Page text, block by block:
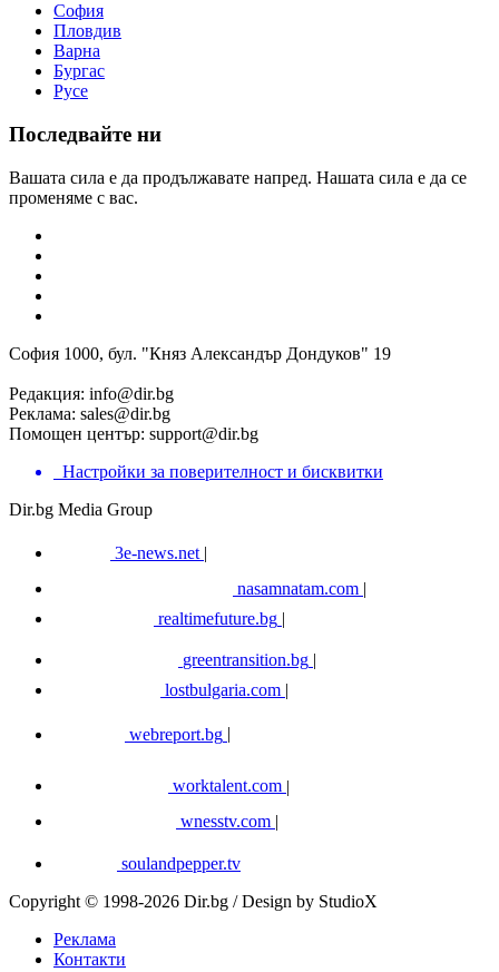
София
Пловдив
Варна
Бургас
Русе
Последвайте ни
Вашата сила е да продължавате напред. Нашата сила е да се
променяме с вас.
София 1000, бул. "Княз Александър Дондуков" 19
Редакция: info@dir.bg
Реклама: sales@dir.bg
Помощен център: support@dir.bg
Настройки за поверителност и бисквитки
Dir.bg Media Group
3e-news.net |
nasamnatam.com |
realtimefuture.bg |
greentransition.bg |
lostbulgaria.com |
webreport.bg
worktalent.com |
wnesstv.com |
soulandpepper.tv
Copyright © 1998-2026 Dir.bg / Design by StudioX
Реклама
Контакти